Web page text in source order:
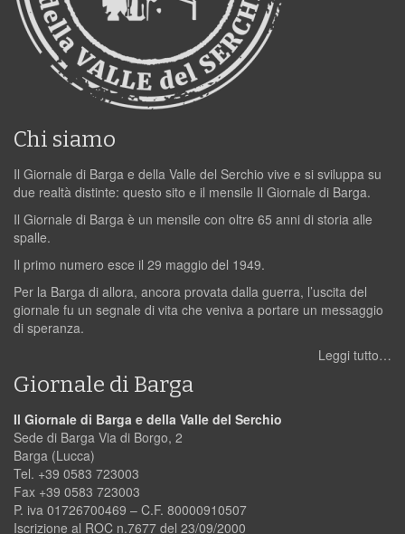
Chi siamo
Il Giornale di Barga e della Valle del Serchio vive e si sviluppa su
due realtà distinte: questo sito e il mensile Il Giornale di Barga.
Il Giornale di Barga è un mensile con oltre 65 anni di storia alle
spalle.
Il primo numero esce il 29 maggio del 1949.
Per la Barga di allora, ancora provata dalla guerra, l’uscita del
giornale fu un segnale di vita che veniva a portare un messaggio
di speranza.
Leggi tutto…
Giornale di Barga
Il Giornale di Barga e della Valle del Serchio
Sede di Barga Via di Borgo, 2
Barga (Lucca)
Tel. +39 0583 723003
Fax +39 0583 723003
P. iva 01726700469 – C.F. 80000910507
Iscrizione al ROC n.7677 del 23/09/2000